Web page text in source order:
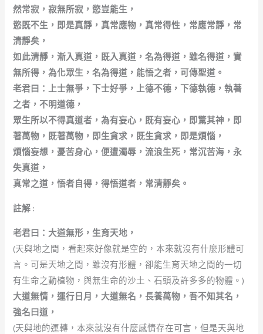
然常寂，寂無所寂，慾豈能生，
慾既不生，即是真靜，真常應物，真常得性，常應常靜，常
清靜矣，
如此清靜，漸入真道，既入真道，名為得道，雖名得道，實
無所得，為化眾生，名為得道，能悟之者，可傳聖道。
老君曰：上士無爭，下士好爭，上德不德，下德執德，執著
之者，不明道德，
眾生所以不得真道者，為有妄心，既有妄心，即驚其神，即
著萬物，既著萬物，即生貪求，既生貪求，即是煩惱，
煩惱妄想，憂苦身心，便遭濁辱，流浪生死，常沉苦海，永
失真道，
真常之道，悟者自得，得悟道者，常清靜矣。
註解 :
老君曰：大道無形，生育天地，
(天與地之間，看起來好像就是空的，本來就沒有什麼形體可
言。可是天地之間，雖沒有形體，卻能生育天地之間的一切
有生命之動植物，與無生命的沙土、石頭及許多多的物體。)
大道無情，運行日月，大道無名，長養萬物，吾不知其名，
強名曰道，
(天與地的運轉，本來就沒有什麼感情存在可言，但是天與地